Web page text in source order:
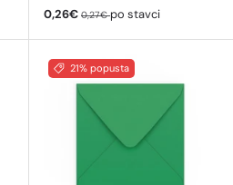
Cijena na sniženju
0,26€ Redovna cijena
0,27€po stavci
21% popusta